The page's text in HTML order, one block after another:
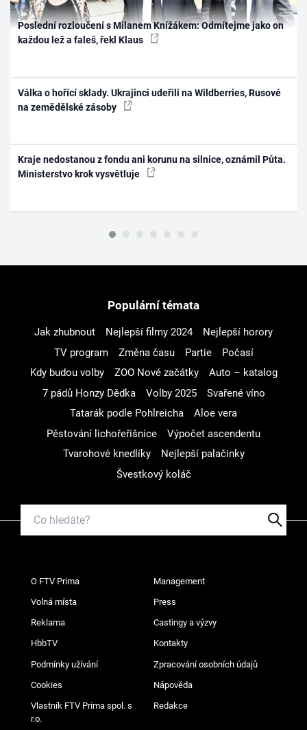
Poslední rozloučení s Milanem Knížákem: Odmítejme jako on
každou lež a faleš, řekl Klaus
Válka o hořící sklady. Ukrajinci udeřili na Wildberries, Rusové
na zemědělské zásoby
Kraje nedostanou z fondu ani korunu na silnice, oznámil Půta.
Ministerstvo krok vysvětluje
Populární témata
Jak zhubnout Nejlepší filmy 2024
Nejlepší horory
TV program
Změna času Partie
Počasí
Kdy budou volby
ZOO Nové začátky
Auto – katalog
7 pádů Honzy Dědka
Volby 2025
Svařené víno
Tatarák podle Pohlreicha
Aloe vera
Pěstování lichořeřišnice
Výpočet ascendentu
Tvarohové knedlíky
Nejlepší palačinky
Švestkový koláč
O FTV Prima Management
Volná místa Press
Reklama Castingy a výzvy
HbbTV Kontakty
Podmínky užívání Zpracování osobních údajů
Cookies Nápověda
Vlastník FTV Prima spol. s
r.o.
Redakce